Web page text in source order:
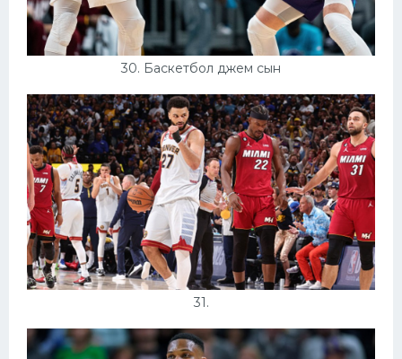
30. Баскетбол джем сын
31.